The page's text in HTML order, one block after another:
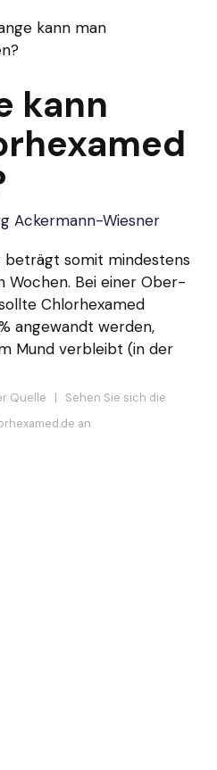
kann man
kann
Ackermann-Wiesner
beträgt somit mindestens
Wochen. Bei einer Ober-
Chlorhexamed
angewandt werden,
Mund verbleibt (in der
Quelle | Sehen Sie sich die
an